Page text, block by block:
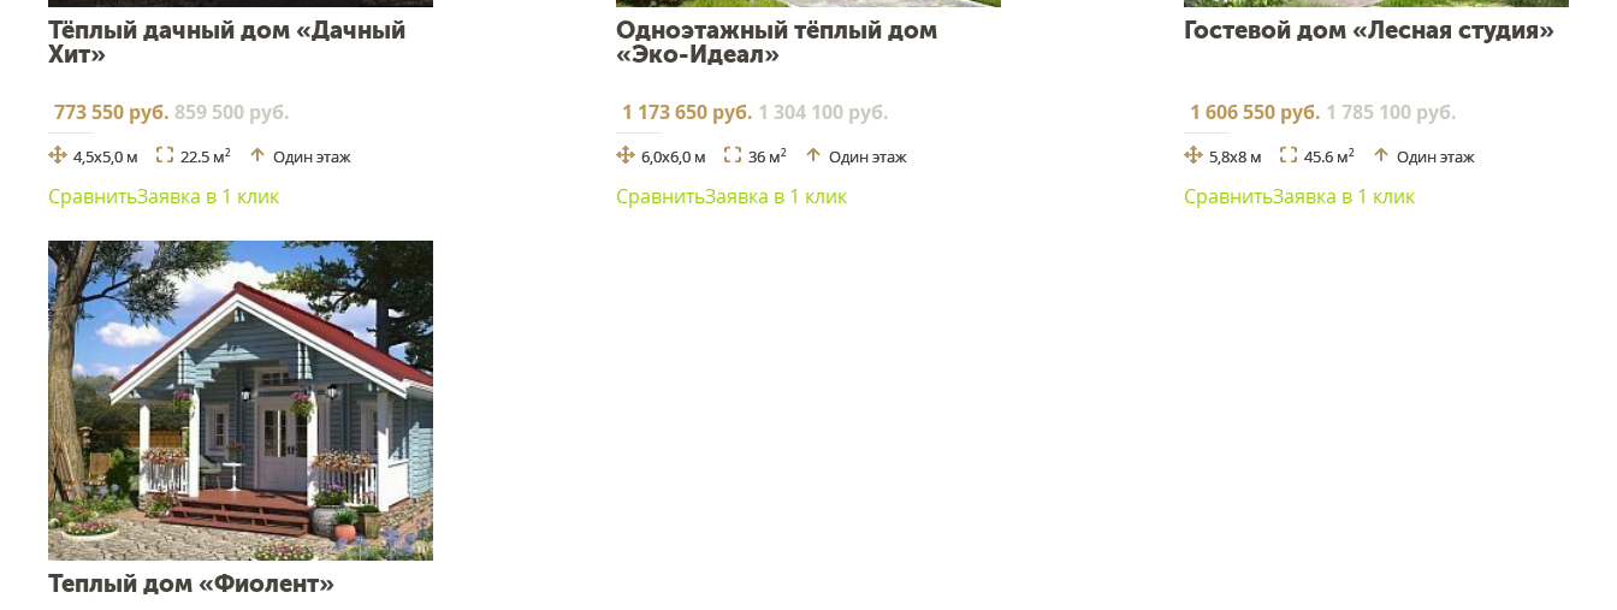
Тёплый дачный дом «Дачный
Хит»
773 550 руб. 859 500 руб.
4,5х5,0 м 22.5 м2 Один этаж
СравнитьЗаявка в 1 клик
Одноэтажный тёплый дом
«Эко-Идеал»
1 173 650 руб. 1 304 100 руб.
6,0х6,0 м 36 м2 Один этаж
СравнитьЗаявка в 1 клик
Гостевой дом «Лесная студия»
1 606 550 руб. 1 785 100 руб.
5,8x8 м 45.6 м2 Один этаж
СравнитьЗаявка в 1 клик
Теплый дом «Фиолент»